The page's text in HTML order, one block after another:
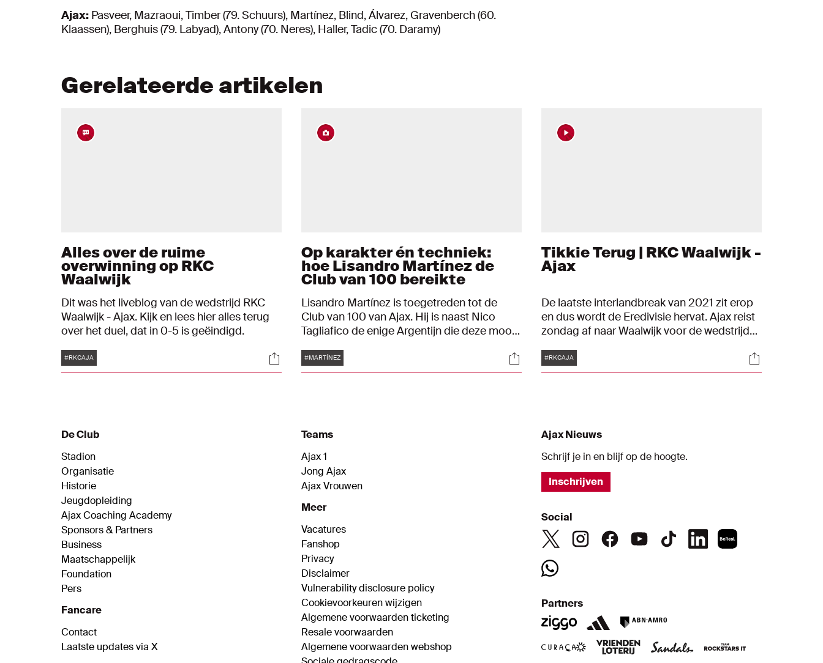
Ajax: Pasveer, Mazraoui, Timber (79. Schuurs), Martínez, Blind, Álvarez, Gravenberch (60.
Klaassen), Berghuis (79. Labyad), Antony (70. Neres), Haller, Tadic (70. Daramy)
Gerelateerde artikelen
Alles over de ruime
overwinning op RKC
Waalwijk
Dit was het liveblog van de wedstrijd RKC
Waalwijk - Ajax. Kijk en lees hier alles terug
over het duel, dat in 0-5 is geëindigd.
Tags
#RKCAJA Socials
Op karakter én techniek:
hoe Lisandro Martínez de
Club van 100 bereikte
Lisandro Martínez is toegetreden tot de
Club van 100 van Ajax. Hij is naast Nico
Tagliafico de enige Argentijn die deze mooie
Tags
#MARTÍNEZ Socials
Tikkie Terug | RKC Waalwijk -
Ajax
De laatste interlandbreak van 2021 zit erop
en dus wordt de Eredivisie hervat. Ajax reist
zondag af naar Waalwijk voor de wedstrijd
in de tijd, op zoek naar relevante statistieken
en bijzondere gebeurtenissen uit het
Tags
#RKCAJA Socials
De Club
Stadion
Organisatie
Historie
Jeugdopleiding
Ajax Coaching Academy
Sponsors & Partners
Business
Maatschappelijk
Foundation
Pers
Fancare
Contact
Laatste updates via X
Teams
Ajax 1
Jong Ajax
Ajax Vrouwen
Meer
Vacatures
Fanshop
Privacy
Disclaimer
Vulnerability disclosure policy
Cookievoorkeuren wijzigen
Algemene voorwaarden ticketing
Resale voorwaarden
Algemene voorwaarden webshop
Ajax Nieuws
Schrijf je in en blijf op de hoogte.
Inschrijven
Social
Partners